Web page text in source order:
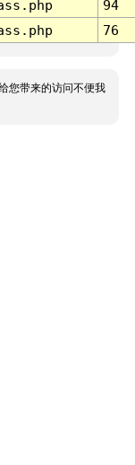
94
76
您带来的访问不便我